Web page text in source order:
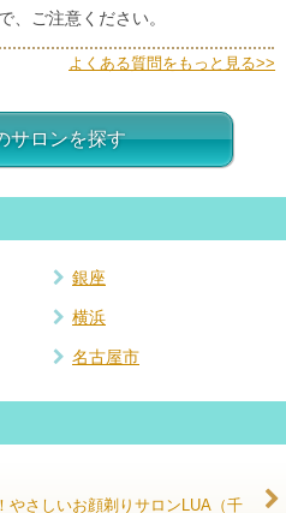
、ご注意ください。
よくある質問をもっと見る>>
サロンを探す
銀座
横浜
名古屋市
やさしいお顔剃りサロンLUA（千